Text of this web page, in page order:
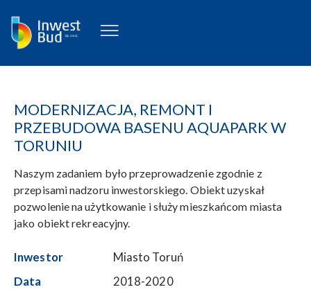
MODERNIZACJA, REMONT I
PRZEBUDOWA BASENU AQUAPARK W
TORUNIU
Naszym zadaniem było przeprowadzenie zgodnie z
przepisami nadzoru inwestorskiego. Obiekt uzyskał
pozwolenie na użytkowanie i służy mieszkańcom miasta
jako obiekt rekreacyjny.
Inwestor
Miasto Toruń
Data
2018-2020